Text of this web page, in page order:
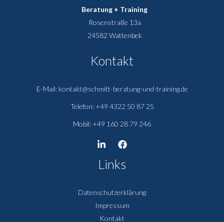
Beratung + Training
Rosenstraße 13a
24582 Wattenbek
Kontakt
E-Mail: kontakt@schmitt-beratung-und-training.de
Telefon: +49 4322 50 87 25
Mobil: +49 160 28 79 246
Links
Datenschutzerklärung
Impressum
Kontakt